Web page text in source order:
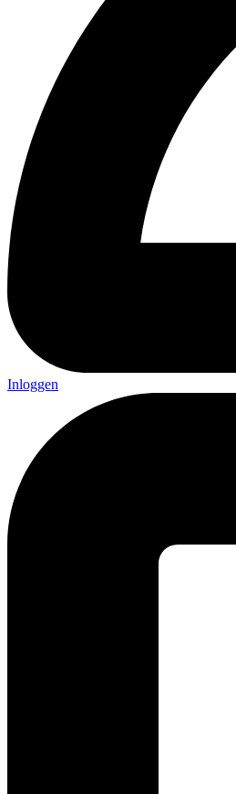
Inloggen